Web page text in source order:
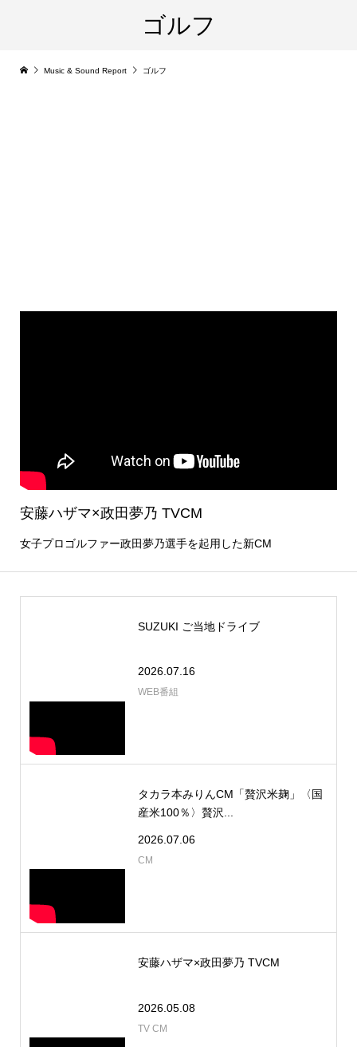
ゴルフ
Music & Sound Report ゴルフ
安藤ハザマ×政田夢乃 TVCM
女子プロゴルファー政田夢乃選手を起用した新CM
SUZUKI ご当地ドライブ
2026.07.16
WEB番組
タカラ本みりんCM「贅沢米麹」〈国
産米100％〉贅沢...
2026.07.06
CM
安藤ハザマ×政田夢乃 TVCM
2026.05.08
TV CM